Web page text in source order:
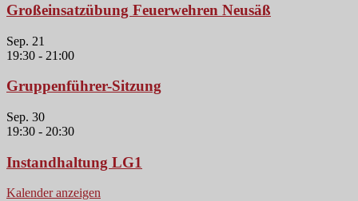
Großeinsatzübung Feuerwehren Neusäß
Sep. 21
19:30 - 21:00
Gruppenführer-Sitzung
Sep. 30
19:30 - 20:30
Instandhaltung LG1
Kalender anzeigen